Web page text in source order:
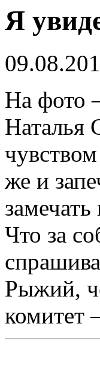
Я
На фото
Наталья
же и
Что за
Рыжий,
комитет